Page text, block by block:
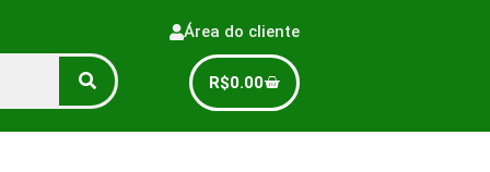
Área do cliente
R$0.00